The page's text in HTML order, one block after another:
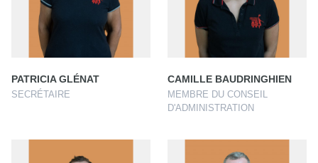
PATRICIA GLÉNAT
SECRÉTAIRE
CAMILLE BAUDRINGHIEN
MEMBRE DU CONSEIL
D'ADMINISTRATION